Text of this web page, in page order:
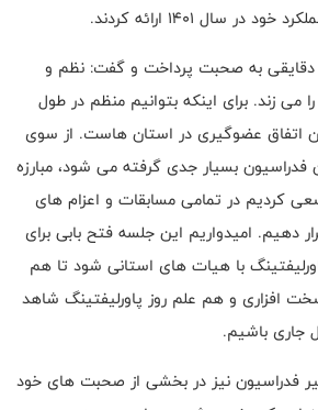
سال 1401 ارائه کردند.
دقایقی به صحبت پرداخت و گفت: نظم و
می زند. برای اینکه بتوانیم منظم در طول
اتفاق عضوگیری در استان هاست. از سوی
بسیار جدی گرفته می شود، مبارزه
کردیم در تمامی مسابقات و اعزام های
دهیم. امیدواریم این جلسه فتح بابی برای
با هیات های استانی شود تا هم
افزاری و هم علم روز پاورلیفتینگ شاهد
جاری باشیم.
فدراسیون نیز در بخشی از صحبت های خود